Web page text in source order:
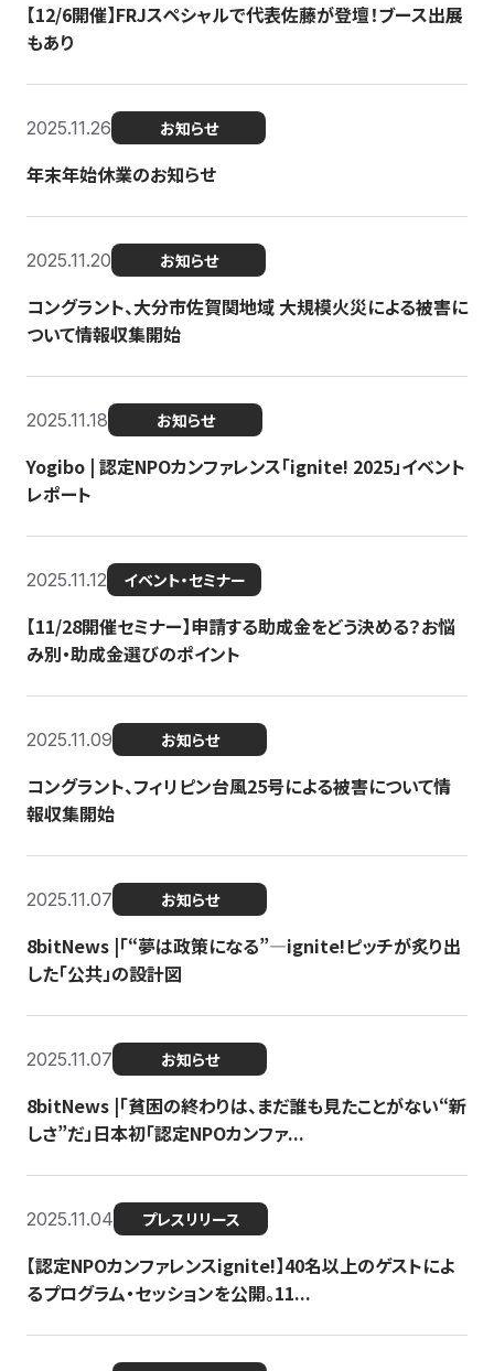
【12/6開催】FRJスペシャルで代表佐藤が登壇！ブース出展
もあり
2025.11.26 お知らせ
年末年始休業のお知らせ
2025.11.20 お知らせ
コングラント、大分市佐賀関地域 大規模火災による被害に
ついて情報収集開始
2025.11.18 お知らせ
Yogibo | 認定NPOカンファレンス「ignite! 2025」イベント
レポート
2025.11.12 イベント・セミナー
【11/28開催セミナー】申請する助成金をどう決める？お悩
み別・助成金選びのポイント
2025.11.09 お知らせ
コングラント、フィリピン台風25号による被害について情
報収集開始
2025.11.07 お知らせ
8bitNews |「“夢は政策になる”—ignite!ピッチが炙り出
した「公共」の設計図
2025.11.07 お知らせ
8bitNews |「貧困の終わりは、まだ誰も見たことがない“新
しさ”だ」日本初「認定NPOカンファ...
2025.11.04 プレスリリース
【認定NPOカンファレンスignite!】40名以上のゲストによ
るプログラム・セッションを公開。11...